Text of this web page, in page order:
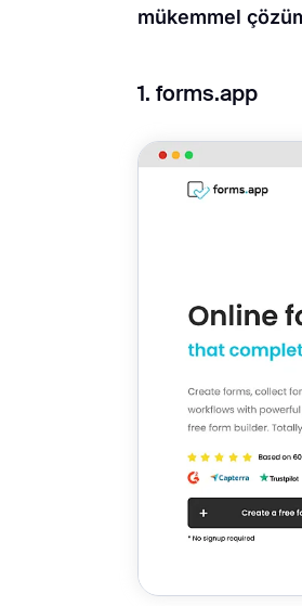
mükemmel
1. forms.app